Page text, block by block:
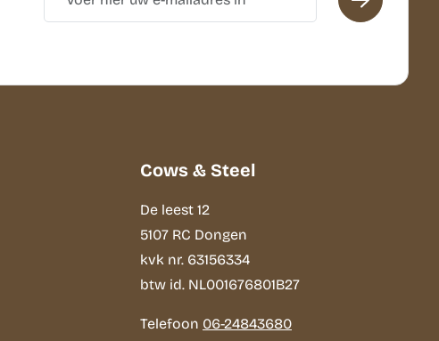
Cows & Steel
De leest 12
5107 RC Dongen
kvk nr. 63156334
btw id. NL001676801B27
Telefoon 06-24843680